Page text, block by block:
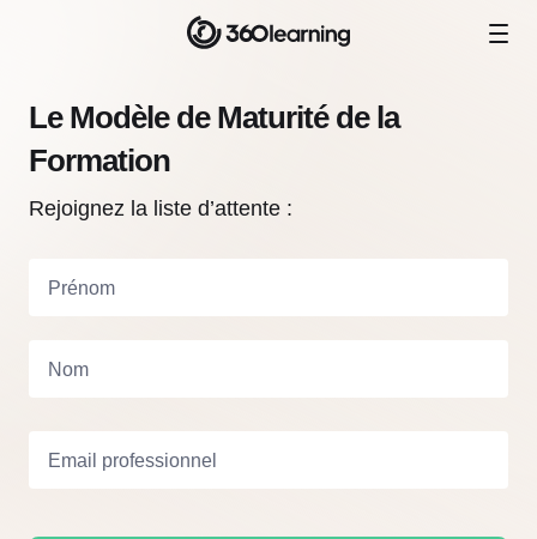
Le Modèle de Maturité de la
Formation
Rejoignez la liste d’attente :
Prénom
Nom
Email professionnel